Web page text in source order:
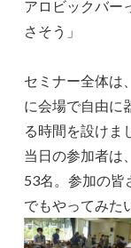
アロビックバー
さそう」
セミナー全体は
に会場で自由に
る時間を設けま
当日の参加者は
53名。参加の皆
でもやってみた